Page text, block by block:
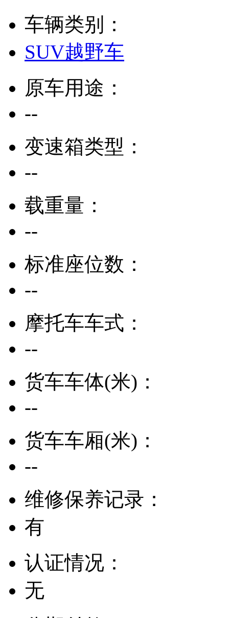
车辆类别：
SUV越野车
原车用途：
--
变速箱类型：
--
载重量：
--
标准座位数：
--
摩托车车式：
--
货车车体(米)：
--
货车车厢(米)：
--
维修保养记录：
有
认证情况：
无